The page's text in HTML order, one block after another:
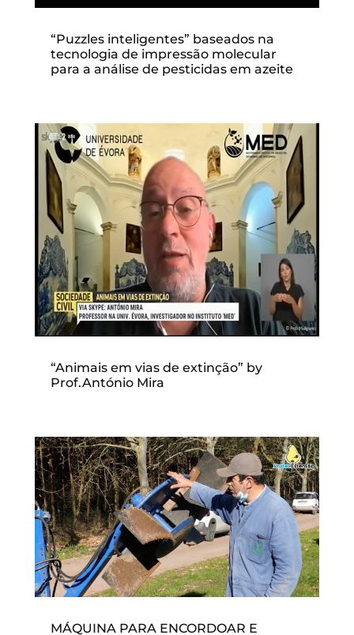
“Puzzles inteligentes” baseados na
tecnologia de impressão molecular
para a análise de pesticidas em azeite
“Animais em vias de extinção” by
Prof.António Mira
MÁQUINA PARA ENCORDOAR E